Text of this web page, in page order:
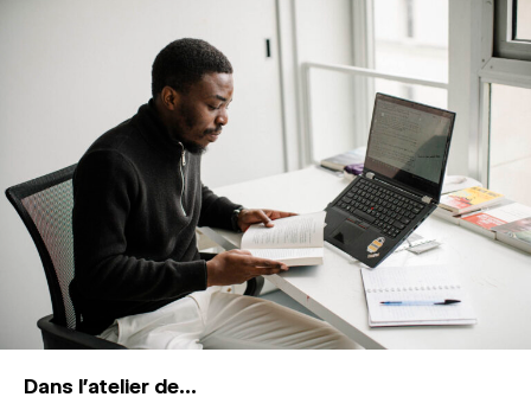
Dans l'atelier de...